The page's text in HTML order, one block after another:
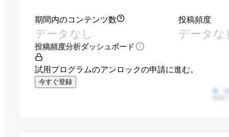
期間内のコンテンツ数
データなし
投稿頻度
データな
投稿頻度分析ダッシュボード
試用プログラムのアンロックの申請に進む。
今すぐ登録